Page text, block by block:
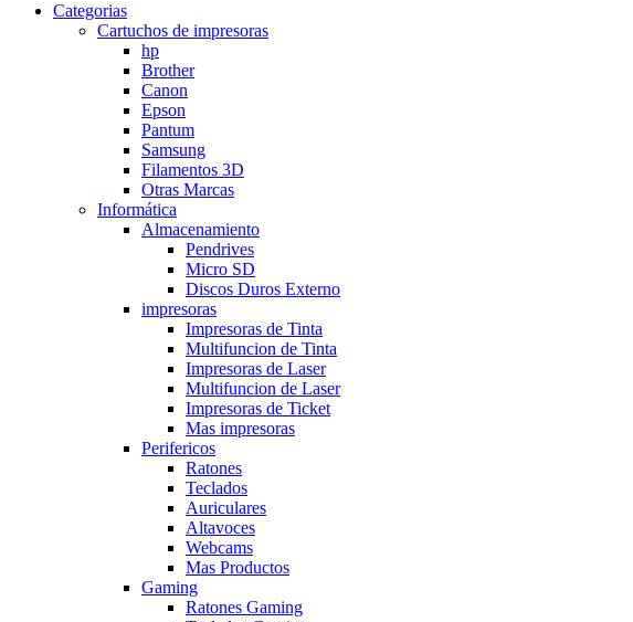
Categorias
Cartuchos de impresoras
hp
Brother
Canon
Epson
Pantum
Samsung
Filamentos 3D
Otras Marcas
Informática
Almacenamiento
Pendrives
Micro SD
Discos Duros Externo
impresoras
Impresoras de Tinta
Multifuncion de Tinta
Impresoras de Laser
Multifuncion de Laser
Impresoras de Ticket
Mas impresoras
Perifericos
Ratones
Teclados
Auriculares
Altavoces
Webcams
Mas Productos
Gaming
Ratones Gaming